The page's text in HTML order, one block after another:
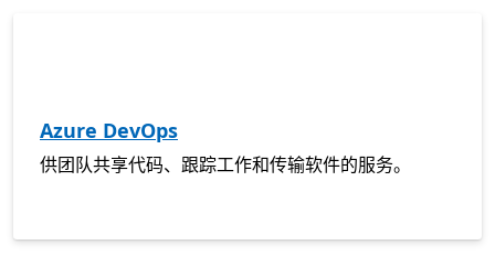
Azure DevOps
供团队共享代码、跟踪工作和传输软件的服务。